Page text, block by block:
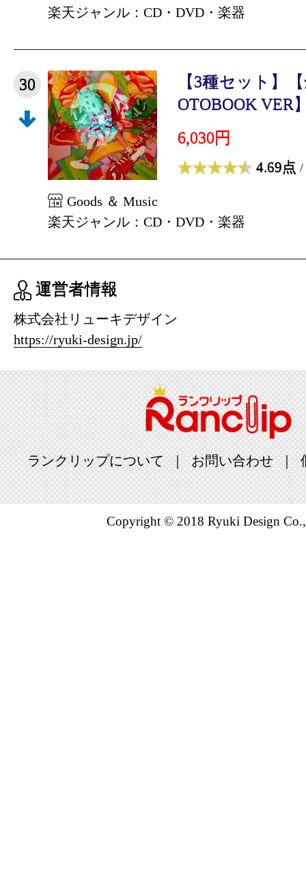
楽天ジャンル：CD・DVD・楽器
30
【3種セット】
OTOBOOK VER
6,030円
4.69点 /
Goods ＆ Music
楽天ジャンル：CD・DVD・楽器
運営者情報
株式会社リューキデザイン
https://ryuki-design.jp/
ランクリップについて お問い合わせ
Copyright © 2018 Ryuki Design